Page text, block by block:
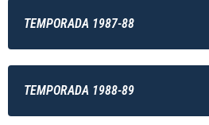
TEMPORADA 1987-88
TEMPORADA 1988-89